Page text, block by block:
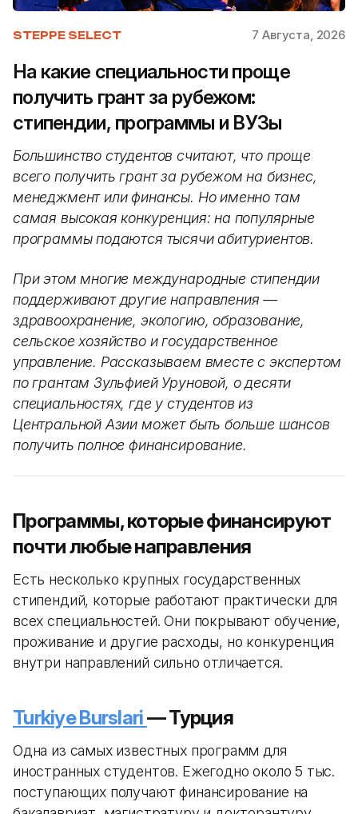
STEPPE SELECT 7 Августа, 2026
На какие специальности проще
получить грант за рубежом:
стипендии, программы и ВУЗы
Большинство студентов считают, что проще
всего получить грант за рубежом на бизнес,
менеджмент или финансы. Но именно там
самая высокая конкуренция: на популярные
программы подаются тысячи абитуриентов.
При этом многие международные стипендии
поддерживают другие направления —
здравоохранение, экологию, образование,
сельское хозяйство и государственное
управление. Рассказываем вместе с экспертом
по грантам Зульфией Уруновой, о десяти
специальностях, где у студентов из
Центральной Азии может быть больше шансов
получить полное финансирование.
Программы, которые финансируют
почти любые направления
Есть несколько крупных государственных
стипендий, которые работают практически для
всех специальностей. Они покрывают обучение,
проживание и другие расходы, но конкуренция
внутри направлений сильно отличается.
Turkiye Burslari— Турция
Одна из самых известных программ для
иностранных студентов. Ежегодно около 5 тыс.
поступающих получают финансирование на